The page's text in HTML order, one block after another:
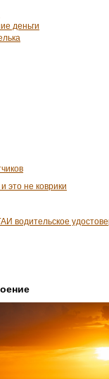
деньги
это не коврики
водительское